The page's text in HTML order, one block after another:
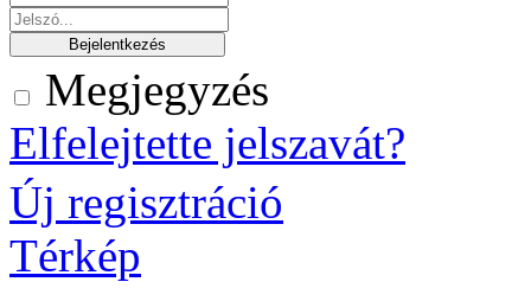
Megjegyzés
Elfelejtette jelszavát?
Új regisztráció
Térkép